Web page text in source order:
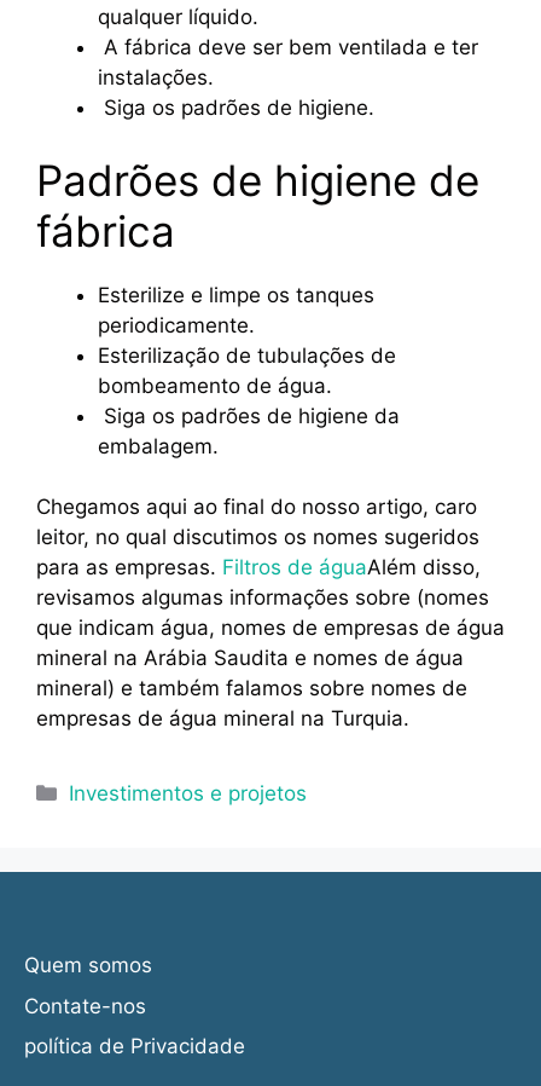
qualquer líquido.
A fábrica deve ser bem ventilada e ter
instalações.
Siga os padrões de higiene.
Padrões de higiene de
fábrica
Esterilize e limpe os tanques
periodicamente.
Esterilização de tubulações de
bombeamento de água.
Siga os padrões de higiene da
embalagem.
Chegamos aqui ao final do nosso artigo, caro
leitor, no qual discutimos os nomes sugeridos
para as empresas. Filtros de águaAlém disso,
revisamos algumas informações sobre (nomes
que indicam água, nomes de empresas de água
mineral na Arábia Saudita e nomes de água
mineral) e também falamos sobre nomes de
empresas de água mineral na Turquia.
Categorias
Investimentos e projetos
Quem somos
Contate-nos
política de Privacidade